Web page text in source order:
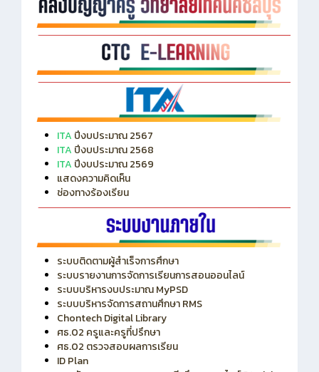
ITA ปีงบประมาณ 2567
ITA ปีงบประมาณ 2568
ITAปีงบประมาณ 2569
แสดงความคิดเห็น
ช่องทางร้องเรียน
ระบบติดตามผู้สำเร็จการศึกษา
ระบบรายงานการจัดการเรียนการสอนออนไลน์
ระบบบริหารงบประมาณ MyPSD
ระบบบริหารจัดการสถานศึกษา RMS
Chontech Digital Library
ศธ.02 ครูและครูที่ปรึกษา
ศธ.02 ตรวจสอบผลการเรียน